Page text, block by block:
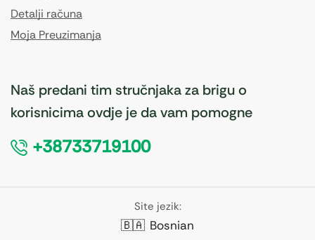
Detalji računa
Moja Preuzimanja
Naš predani tim stručnjaka za brigu o
korisnicima ovdje je da vam pomogne
+38733719100
Site jezik:
🇧🇦 Bosnian